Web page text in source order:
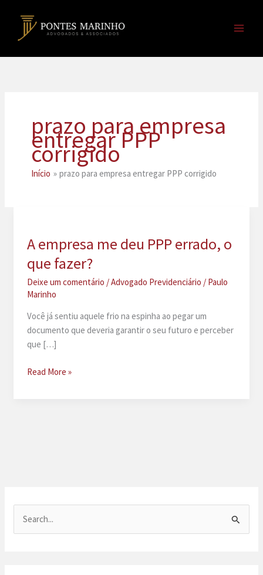
prazo para empresa
entregar PPP
corrigido
Início prazo para empresa entregar PPP corrigido
A empresa me deu PPP errado, o
que fazer?
Deixe um comentário /Advogado Previdenciário / Paulo
Marinho
Você já sentiu aquele frio na espinha ao pegar um
documento que deveria garantir o seu futuro e perceber
que […]
A
Read More »